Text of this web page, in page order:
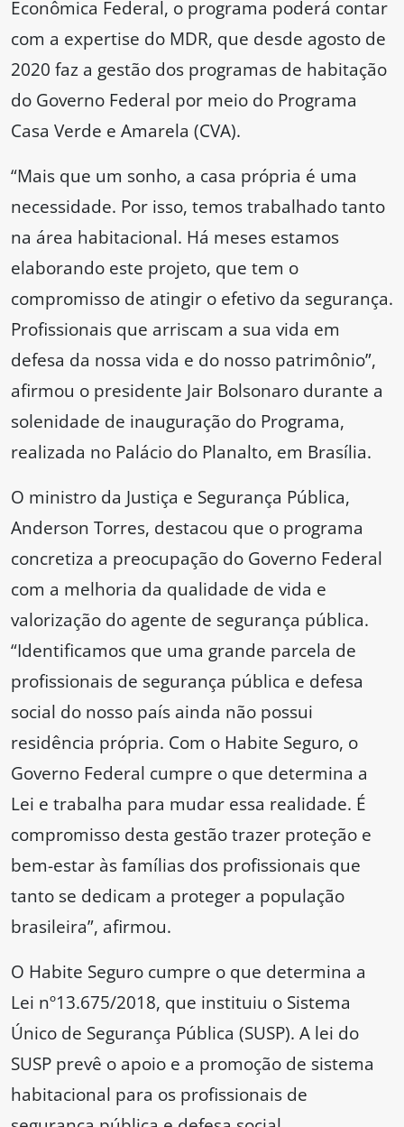
Econômica Federal, o programa poderá contar
com a expertise do MDR, que desde agosto de
2020 faz a gestão dos programas de habitação
do Governo Federal por meio do Programa
Casa Verde e Amarela (CVA).
“Mais que um sonho, a casa própria é uma
necessidade. Por isso, temos trabalhado tanto
na área habitacional. Há meses estamos
elaborando este projeto, que tem o
compromisso de atingir o efetivo da segurança.
Profissionais que arriscam a sua vida em
defesa da nossa vida e do nosso patrimônio”,
afirmou o presidente Jair Bolsonaro durante a
solenidade de inauguração do Programa,
realizada no Palácio do Planalto, em Brasília.
O ministro da Justiça e Segurança Pública,
Anderson Torres, destacou que o programa
concretiza a preocupação do Governo Federal
com a melhoria da qualidade de vida e
valorização do agente de segurança pública.
“Identificamos que uma grande parcela de
profissionais de segurança pública e defesa
social do nosso país ainda não possui
residência própria. Com o Habite Seguro, o
Governo Federal cumpre o que determina a
Lei e trabalha para mudar essa realidade. É
compromisso desta gestão trazer proteção e
bem-estar às famílias dos profissionais que
tanto se dedicam a proteger a população
brasileira”, afirmou.
O Habite Seguro cumpre o que determina a
Lei nº13.675/2018, que instituiu o Sistema
Único de Segurança Pública (SUSP). A lei do
SUSP prevê o apoio e a promoção de sistema
habitacional para os profissionais de